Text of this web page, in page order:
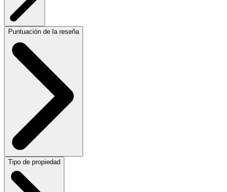
Puntuación de la reseña
Tipo de propiedad